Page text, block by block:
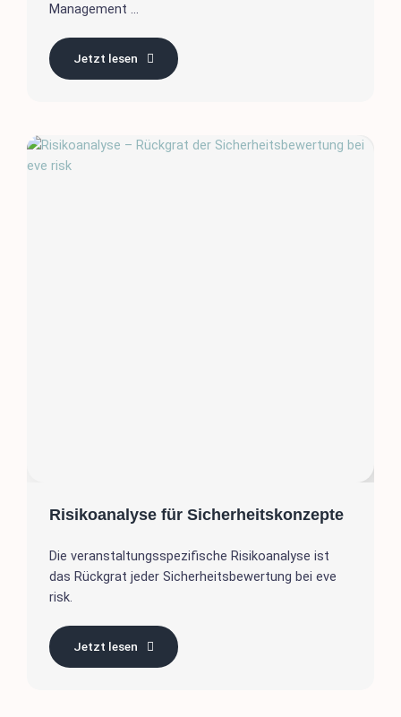
Management ...
Jetzt lesen
Risikoanalyse für Sicherheitskonzepte
Die veranstaltungsspezifische Risikoanalyse ist
das Rückgrat jeder Sicherheitsbewertung bei eve
risk.
Jetzt lesen